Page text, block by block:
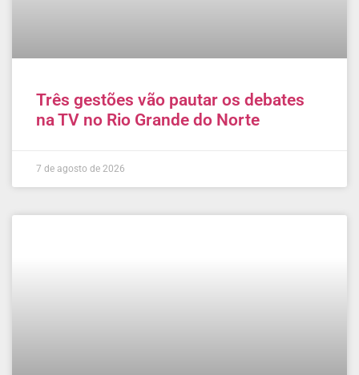
Três gestões vão pautar os debates
na TV no Rio Grande do Norte
7 de agosto de 2026